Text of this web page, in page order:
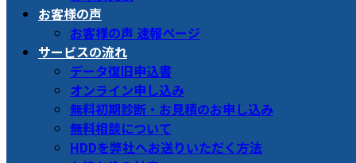
お客様の声
お客様の声 速報ページ
サービスの流れ
データ復旧申込書
オンライン申し込み
無料初期診断・お見積のお申し込み
無料相談について
HDDを弊社へお送りいただく方法